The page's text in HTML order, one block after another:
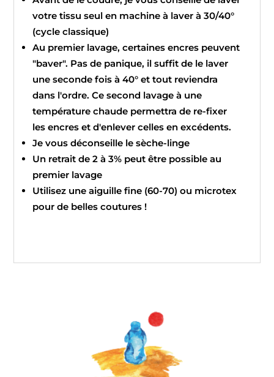
votre tissu seul en machine à laver à 30/40°
(cycle classique)
Au premier lavage, certaines encres peuvent
"baver". Pas de panique, il suffit de le laver
une seconde fois à 40° et tout reviendra
dans l'ordre. Ce second lavage à une
température chaude permettra de re-fixer
les encres et d'enlever celles en excédents.
Je vous déconseille le sèche-linge
Un retrait de 2 à 3% peut être possible au
premier lavage
Utilisez une aiguille fine (60-70) ou microtex
pour de belles coutures !